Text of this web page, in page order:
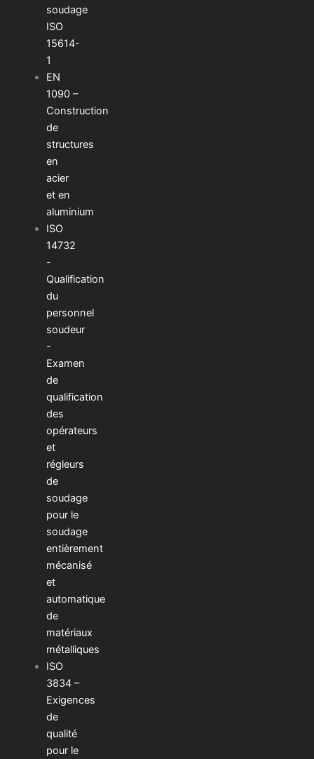
soudage
ISO
15614-
1
EN
1090 –
Construction
de
structures
en
acier
et en
aluminium
ISO
14732
-
Qualification
du
personnel
soudeur
-
Examen
de
qualification
des
opérateurs
et
régleurs
de
soudage
pour le
soudage
entièrement
mécanisé
et
automatique
de
matériaux
métalliques
ISO
3834 –
Exigences
de
qualité
pour le